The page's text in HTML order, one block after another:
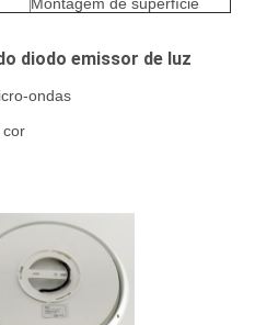
Montagem de superfície
diodo emissor de luz
ondas
cor